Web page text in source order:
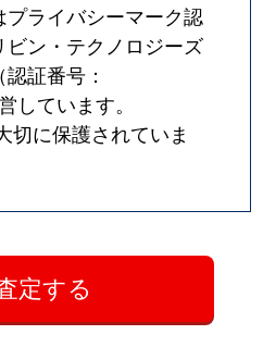
プライバシーマーク認
ビン・テクノロジーズ
証番号：
しています。
切に保護されていま